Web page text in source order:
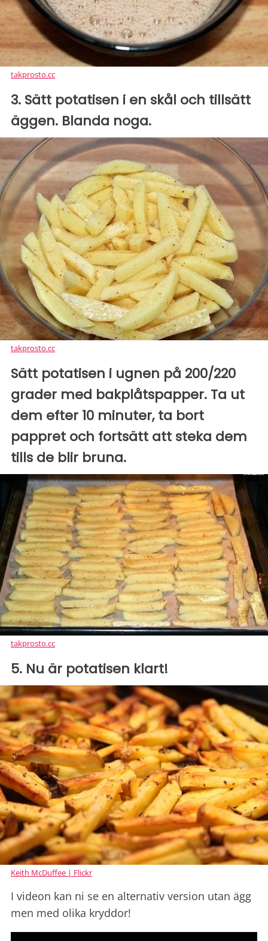
takprosto.cc
3. Sätt potatisen i en skål och tillsätt
äggen. Blanda noga.
takprosto.cc
Sätt potatisen i ugnen på 200/220
grader med bakplåtspapper. Ta ut
dem efter 10 minuter, ta bort
pappret och fortsätt att steka dem
tills de blir bruna.
takprosto.cc
5. Nu är potatisen klart!
Keith McDuffee | Flickr
I videon kan ni se en alternativ version utan ägg
men med olika kryddor!